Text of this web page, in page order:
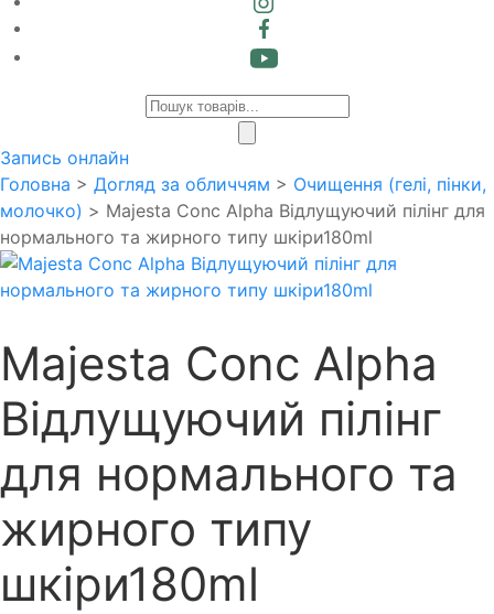
Products
Запись онлайн
Головна > Догляд за обличчям > Очищення (гелі, пінки,
молочко) > Majesta Conc Alpha Відлущуючий пілінг для
нормального та жирного типу шкіри180ml
Majesta Conc Alpha
Відлущуючий пілінг
для нормального та
жирного типу
шкіри180ml